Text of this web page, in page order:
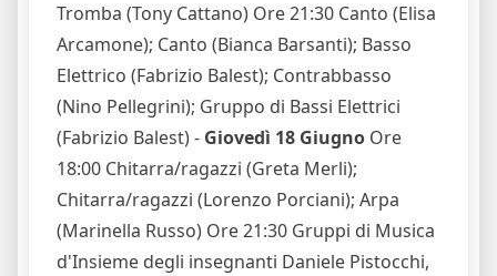
Tromba (Tony Cattano) Ore 21:30 Canto (Elisa
Arcamone); Canto (Bianca Barsanti); Basso
Elettrico (Fabrizio Balest); Contrabbasso
(Nino Pellegrini); Gruppo di Bassi Elettrici
(Fabrizio Balest) - Giovedì 18 Giugno Ore
18:00 Chitarra/ragazzi (Greta Merli);
Chitarra/ragazzi (Lorenzo Porciani); Arpa
(Marinella Russo) Ore 21:30 Gruppi di Musica
d'Insieme degli insegnanti Daniele Pistocchi,